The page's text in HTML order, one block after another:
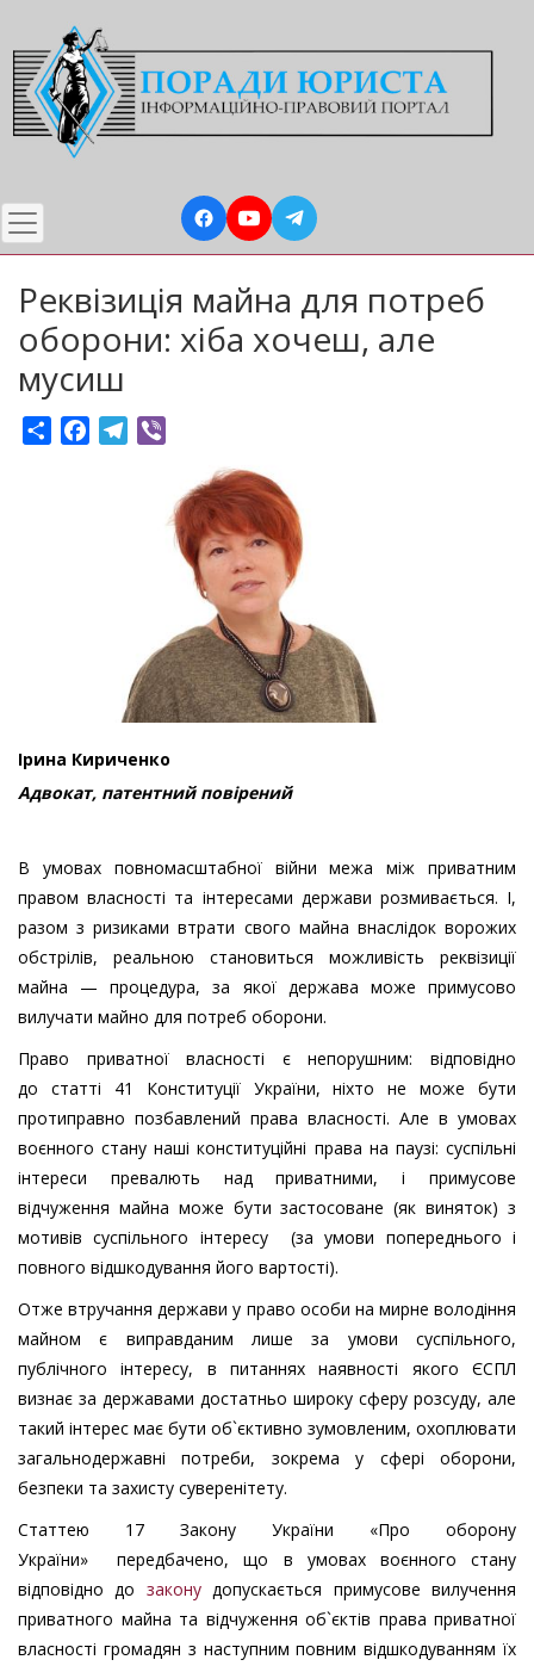
до
основного
вмісту
Реквізиція майна для потреб
оборони: хіба хочеш, але
мусиш
ShareFacebookTelegram
Ірина Кириченко
Адвокат, патентний повірений
В умовах повномасштабної війни межа між приватним
правом власності та інтересами держави розмивається. І,
разом з ризиками втрати свого майна внаслідок ворожих
обстрілів, реальною становиться можливість реквізиції
майна — процедура, за якої держава може примусово
вилучати майно для потреб оборони.
Право приватної власності є непорушним: відповідно
до статті 41 Конституції України, ніхто не може бути
протиправно позбавлений права власності. Але в умовах
воєнного стану наші конституційні права на паузі: суспільні
інтереси превалють над приватними, і примусове
відчуження майна може бути застосоване (як виняток) з
мотивів суспільного інтересу (за умови попереднього і
повного відшкодування його вартості).
Отже втручання держави у право особи на мирне володіння
майном є виправданим лише за умови суспільного,
публічного інтересу, в питаннях наявності якого ЄСПЛ
визнає за державами достатньо широку сферу розсуду, але
такий інтерес має бути об`єктивно зумовленим, охоплювати
загальнодержавні потреби, зокрема у сфері оборони,
безпеки та захисту суверенітету.
Статтею 17 Закону України «Про оборону
України» передбачено, що в умовах воєнного стану
відповідно до законудопускається примусове вилучення
приватного майна та відчуження об`єктів права приватної
власності громадян з наступним повним відшкодуванням їх